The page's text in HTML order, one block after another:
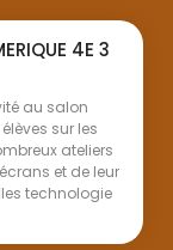
4E 3
au salon
sur les
ateliers
et de leur
technologie